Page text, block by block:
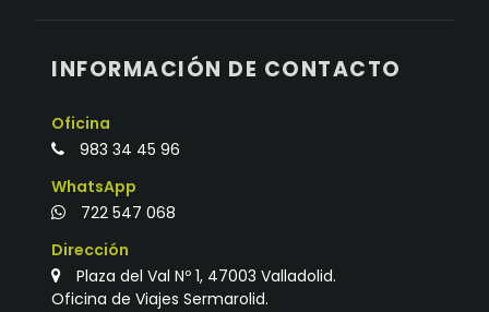
INFORMACIÓN DE CONTACTO
Oficina
983 34 45 96
WhatsApp
722 547 068
Dirección
Plaza del Val Nº 1, 47003 Valladolid.
Oficina de Viajes Sermarolid.